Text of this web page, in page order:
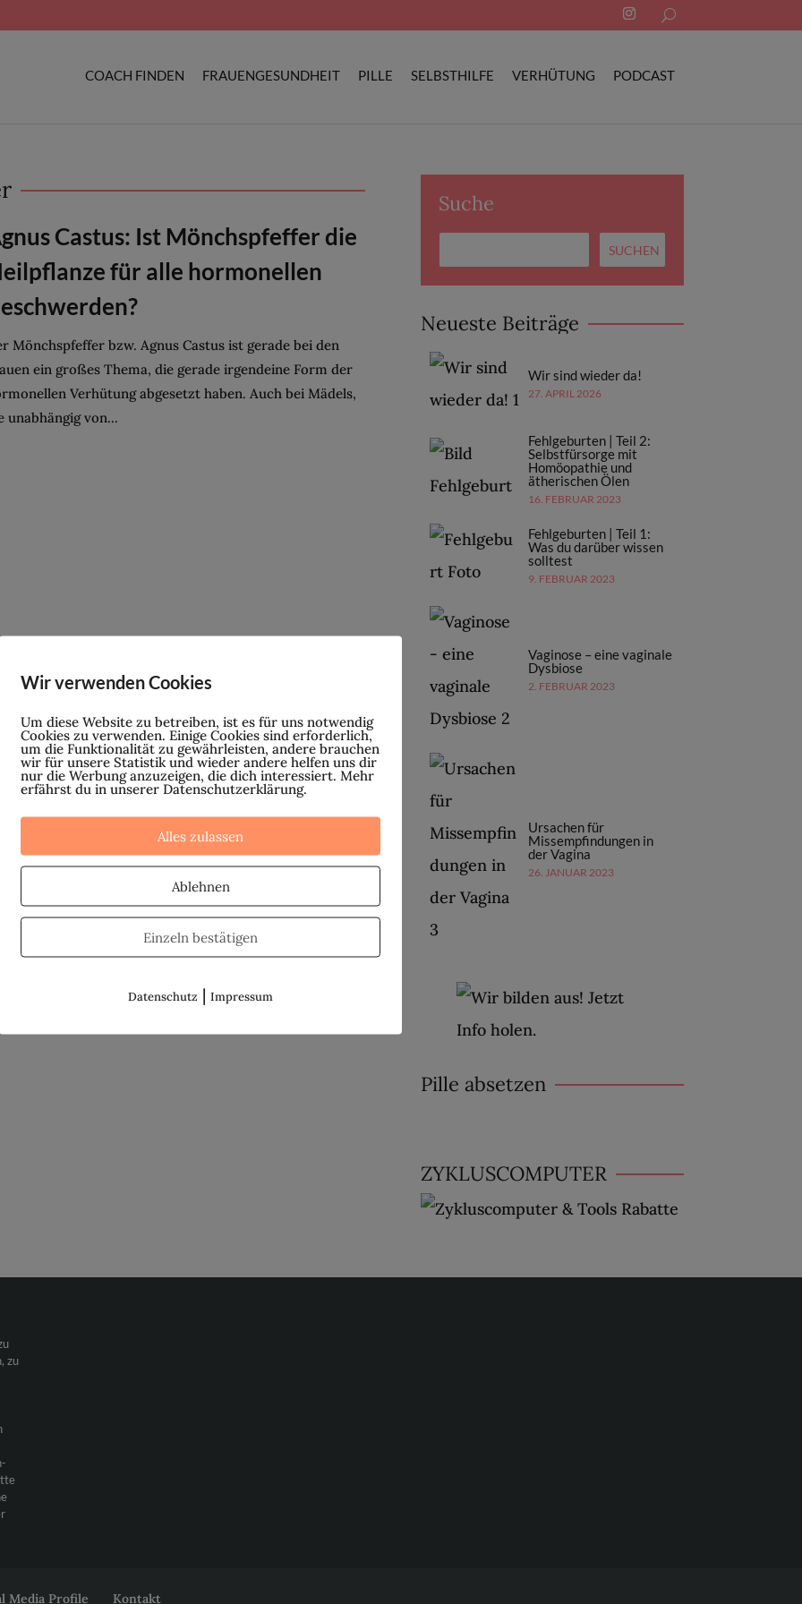
for:
COACH FINDEN FRAUENGESUNDHEIT PILLE SELBSTHILFE VERHÜTUNG PODCAST
Castus: Ist Mönchspfeffer die
für alle hormonellen
Mönchspfeffer bzw. Agnus Castus ist gerade bei den
ein großes Thema, die gerade irgendeine Form der
Verhütung abgesetzt haben. Auch bei Mädels,
unabhängig von...
Suche
Neueste Beiträge
Wir sind wieder da!
27. APRIL 2026
Fehlgeburten | Teil 2:
Selbstfürsorge mit
Homöopathie und
ätherischen Ölen
16. FEBRUAR 2023
Fehlgeburten | Teil 1:
Was du darüber wissen
solltest
9. FEBRUAR 2023
Vaginose – eine vaginale
Dysbiose
2. FEBRUAR 2023
Ursachen für
Missempfindungen in
der Vagina
26. JANUAR 2023
Pille absetzen
ZYKLUSCOMPUTER
zu
Media Profile Kontakt
Wir verwenden Cookies
Um diese Website zu betreiben, ist es für uns notwendig
Cookies zu verwenden. Einige Cookies sind erforderlich,
um die Funktionalität zu gewährleisten, andere brauchen
wir für unsere Statistik und wieder andere helfen uns dir
nur die Werbung anzuzeigen, die dich interessiert. Mehr
erfährst du in unserer Datenschutzerklärung.
Alles zulassen
Ablehnen
Einzeln bestätigen
Datenschutz | Impressum